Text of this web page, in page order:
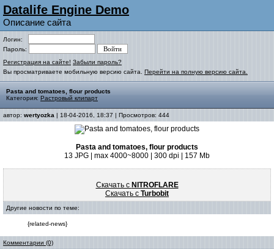
Datalife Engine Demo
Описание сайта
Логин:
Пароль:
Регистрация на сайте! Забыли пароль?
Вы просматриваете мобильную версию сайта. Перейти на полную версию сайта.
Pasta and tomatoes, flour products
Категория: Растровый клипарт
автор: wertyozka | 18-04-2016, 18:37 | Просмотров: 444
Pasta and tomatoes, flour products
13 JPG | max 4000~8000 | 300 dpi | 157 Mb
Скачать с NITROFLARE
Скачать с Turbobit
Другие новости по теме:
{related-news}
Комментарии (0)